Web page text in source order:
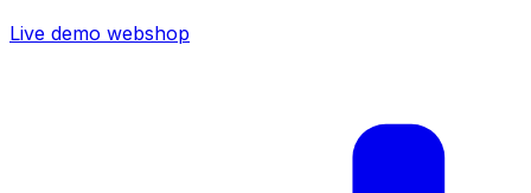
Live demo webshop